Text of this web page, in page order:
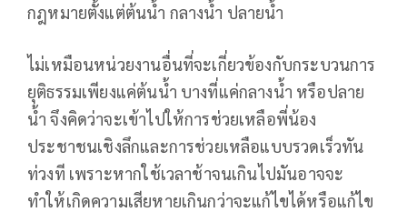
กฎหมายตั้งแต่ต้นน้ำ กลางน้ำ ปลายน้ำ
ไม่เหมือนหน่วยงานอื่นที่จะเกี่ยวข้องกับกระบวนการ
ยุติธรรมเพียงแค่ต้นน้ำ บางที่แค่กลางน้ำ หรือปลาย
น้ำ จึงคิดว่าจะเข้าไปให้การช่วยเหลือพี่น้อง
ประชาชนเชิงลึกและการช่วยเหลือแบบรวดเร็วทัน
ท่วงที เพราะหากใช้เวลาช้าจนเกินไปมันอาจจะ
ทำให้เกิดความเสียหายเกินกว่าจะแก้ไขได้หรือแก้ไข